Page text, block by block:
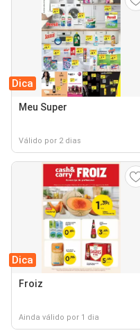
Dica
Meu Super
Válido por 2 dias
Dica
Froiz
Ainda válido por 1 dia